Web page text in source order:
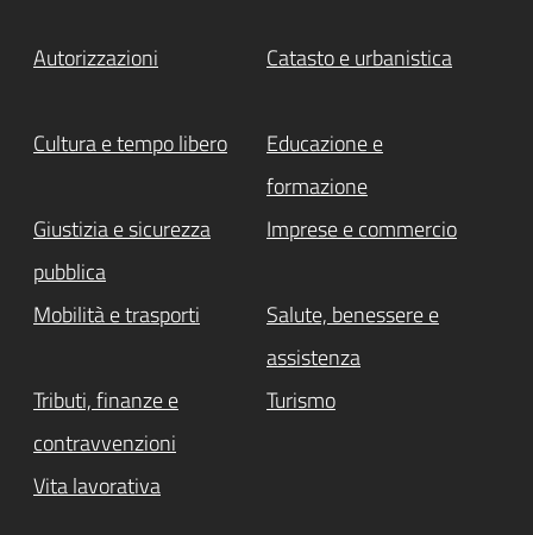
Autorizzazioni Catasto e urbanistica
Cultura e tempo libero
Educazione e
formazione
Giustizia e sicurezza
pubblica
Imprese e commercio
Mobilità e trasporti
Salute, benessere e
assistenza
Tributi, finanze e
contravvenzioni
Turismo
Vita lavorativa